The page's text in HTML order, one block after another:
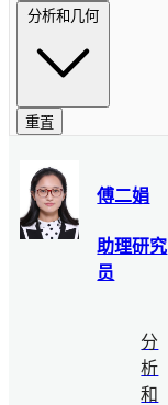
分析和几何
重置
傅二娟
助理研究
员
分
析
和